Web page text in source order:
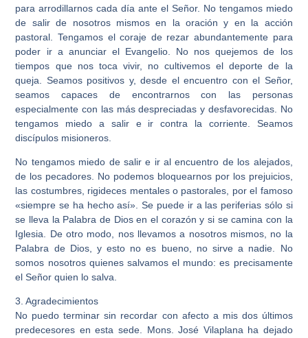
para arrodillarnos cada día ante el Señor. No tengamos miedo
de salir de nosotros mismos en la oración y en la acción
pastoral. Tengamos el coraje de rezar abundantemente para
poder ir a anunciar el Evangelio. No nos quejemos de los
tiempos que nos toca vivir, no cultivemos el deporte de la
queja. Seamos positivos y, desde el encuentro con el Señor,
seamos capaces de encontrarnos con las personas
especialmente con las más despreciadas y desfavorecidas. No
tengamos miedo a salir e ir contra la corriente. Seamos
discípulos misioneros.
No tengamos miedo de salir e ir al encuentro de los alejados,
de los pecadores. No podemos bloquearnos por los prejuicios,
las costumbres, rigideces mentales o pastorales, por el famoso
«siempre se ha hecho así». Se puede ir a las periferias sólo si
se lleva la Palabra de Dios en el corazón y si se camina con la
Iglesia. De otro modo, nos llevamos a nosotros mismos, no la
Palabra de Dios, y esto no es bueno, no sirve a nadie. No
somos nosotros quienes salvamos el mundo: es precisamente
el Señor quien lo salva.
3. Agradecimientos
No puedo terminar sin recordar con afecto a mis dos últimos
predecesores en esta sede. Mons. José Vilaplana ha dejado